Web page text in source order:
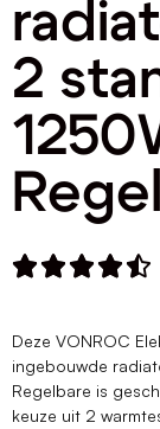
2

Deze VONROC
ingebouwde
Regelbare is
keuze uit 2